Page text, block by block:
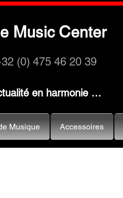
Music Center
(0) 475 46 20 39
en harmonie …
Musique Accessoires